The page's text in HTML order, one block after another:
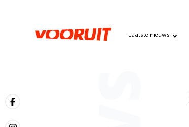
Laatste nieuws